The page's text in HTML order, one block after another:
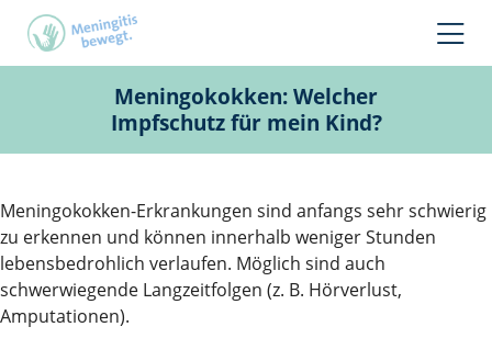
Meningokokken: Welcher
Impfschutz für mein Kind?
Meningokokken-Erkrankungen sind anfangs sehr schwierig
zu erkennen und können innerhalb weniger Stunden
lebensbedrohlich verlaufen. Möglich sind auch
schwerwiegende Langzeitfolgen (z. B. Hörverlust,
Amputationen).